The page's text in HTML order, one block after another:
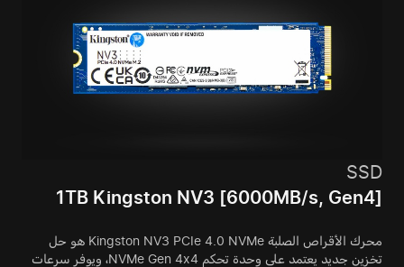
SSD
1TB Kingston NV3 [6000MB/s, Gen4]
محرك الأقراص الصلبة Kingston NV3 PCIe 4.0 NVMe هو حل
تخزين جديد يعتمد على وحدة تحكم NVMe Gen 4x4، ويوفر سرعات